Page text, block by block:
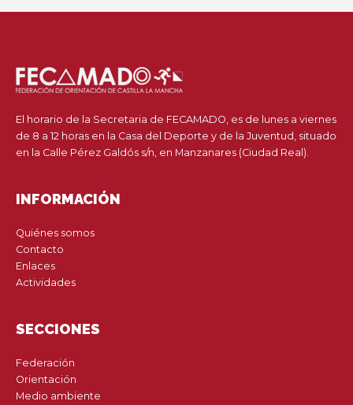
El horario de la Secretaria de FECAMADO, es de lunes a viernes
de 8 a 12 horas en la Casa del Deporte y de la Juventud, situado
en la Calle Pérez Galdós s/n, en Manzanares (Ciudad Real).
INFORMACIÓN
Quiénes somos
Contacto
Enlaces
Actividades
SECCIONES
Federación
Orientación
Medio ambiente